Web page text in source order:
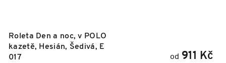
Roleta Den a noc, v POLO
kazetě, Hesián, Šedivá, E
017
od 911 Kč